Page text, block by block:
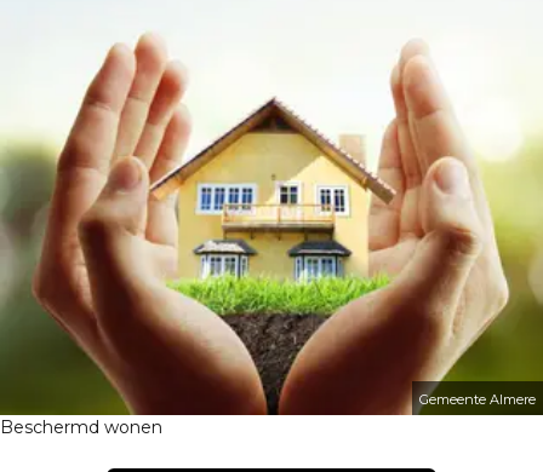
Gemeente Almere
Beschermd wonen